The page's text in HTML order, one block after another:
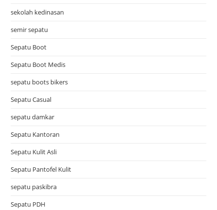
sekolah kedinasan
semir sepatu
Sepatu Boot
Sepatu Boot Medis
sepatu boots bikers
Sepatu Casual
sepatu damkar
Sepatu Kantoran
Sepatu Kulit Asli
Sepatu Pantofel Kulit
sepatu paskibra
Sepatu PDH